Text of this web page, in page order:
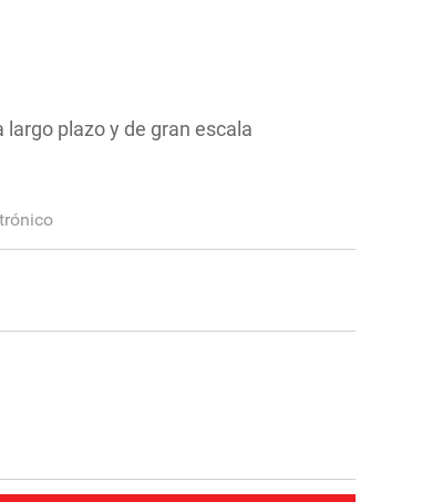
plazo y de gran escala